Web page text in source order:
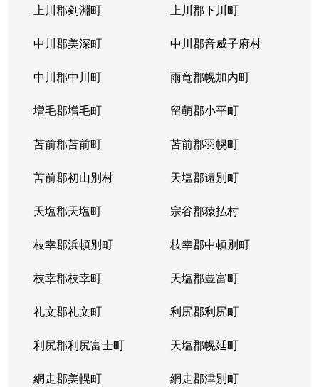
上川郡剣淵町 上川郡下川町
中川郡美深町 中川郡音威子府村
中川郡中川町 雨竜郡幌加内町
増毛郡増毛町 留萌郡小平町
苫前郡苫前町 苫前郡羽幌町
苫前郡初山別村 天塩郡遠別町
天塩郡天塩町 宗谷郡猿払村
枝幸郡浜頓別町 枝幸郡中頓別町
枝幸郡枝幸町 天塩郡豊富町
礼文郡礼文町 利尻郡利尻町
利尻郡利尻富士町 天塩郡幌延町
網走郡美幌町 網走郡津別町